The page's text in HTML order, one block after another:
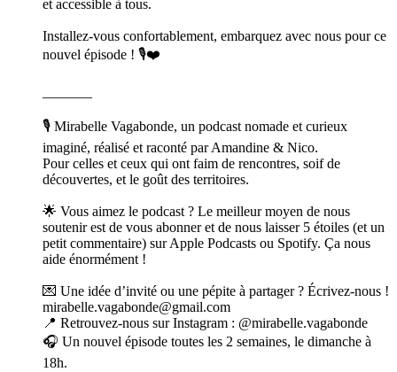
et accessible à tous.
Installez-vous confortablement, embarquez avec nous pour ce
nouvel épisode ! 🎙️❤️
🎙️ Mirabelle Vagabonde, un podcast nomade et curieux
imaginé, réalisé et raconté par Amandine & Nico.
Pour celles et ceux qui ont faim de rencontres, soif de
découvertes, et le goût des territoires.
🌟 Vous aimez le podcast ? Le meilleur moyen de nous
soutenir est de vous abonner et de nous laisser 5 étoiles (et un
petit commentaire) sur Apple Podcasts ou Spotify. Ça nous
aide énormément !
💌 Une idée d’invité ou une pépite à partager ? Écrivez-nous !
mirabelle.vagabonde@gmail.com
📍 Retrouvez-nous sur Instagram : @mirabelle.vagabonde
🎧 Un nouvel épisode toutes les 2 semaines, le dimanche à
18h.